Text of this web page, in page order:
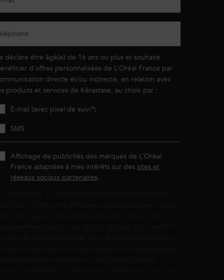
déclare être âgé(e) de 16 ans ou plus et souhaite
d’offres personnalisées de L’Oréal France par
directe et/ou indirecte, en relation avec
produits et services de Kérastase, au choix par :
E-mail (avec pixel de suivi*)
SMS
Affichage de publicités des marques de L’Oréal
France adaptées à mes intérêts sur des sites et
réseaux sociaux partenaires.